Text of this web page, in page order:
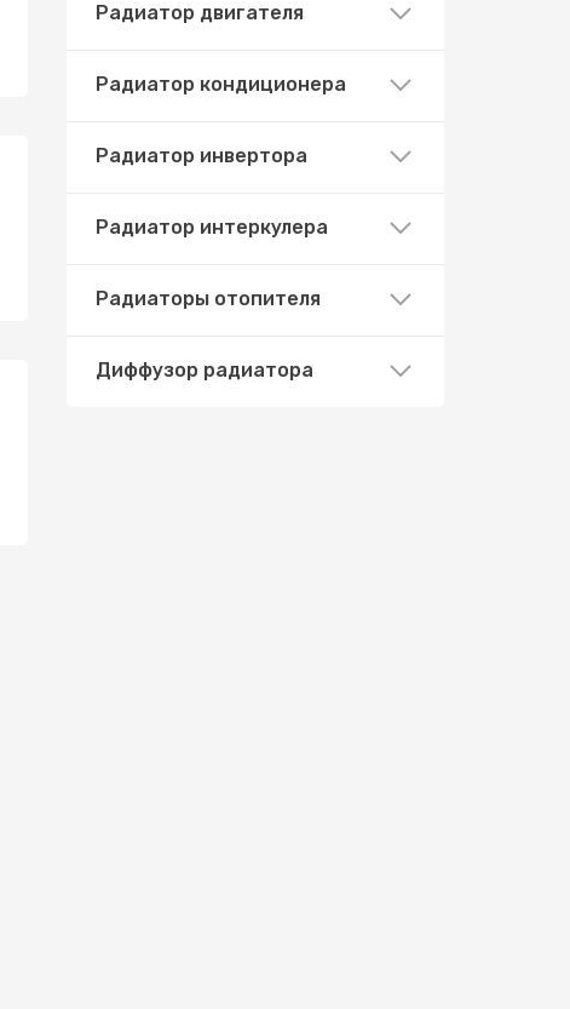
Радиатор двигателя
Радиатор кондиционера
Радиатор инвертора
Радиатор интеркулера
Радиаторы отопителя
Диффузор радиатора